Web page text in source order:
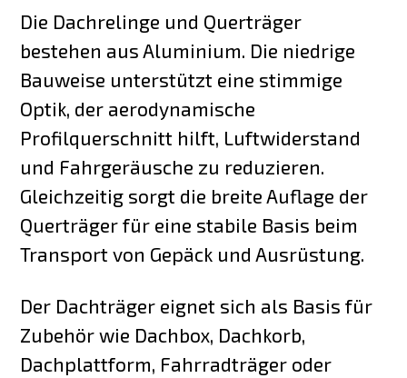
Die Dachrelinge und Querträger
bestehen aus Aluminium. Die niedrige
Bauweise unterstützt eine stimmige
Optik, der aerodynamische
Profilquerschnitt hilft, Luftwiderstand
und Fahrgeräusche zu reduzieren.
Gleichzeitig sorgt die breite Auflage der
Querträger für eine stabile Basis beim
Transport von Gepäck und Ausrüstung.
Der Dachträger eignet sich als Basis für
Zubehör wie Dachbox, Dachkorb,
Dachplattform, Fahrradträger oder